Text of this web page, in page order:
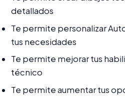
detallados
Te permite personalizar
tus necesidades
Te permite mejorar tus
técnico
Te permite aumentar tus